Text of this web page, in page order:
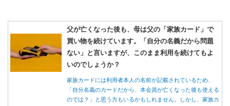
父が亡くなった後も、母は父の「家族カード」で
買い物を続けています。「自分の名義だから問題
ない」と言いますが、このまま利用を続けてもよ
いのでしょうか？
家族カードには利用者本人の名前が記載されているため、
「自分名義のカードだから、本会員が亡くなった後も使える
のでは？」と思う方もいるかもしれません。しかし、家族カ